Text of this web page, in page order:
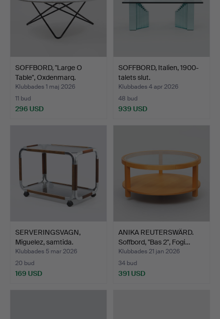
SOFFBORD, "Large O
Table", Oxdenmarq.
Klubbades 1 maj 2026
11 bud
296 USD
SOFFBORD, Italien, 1900-
talets slut.
Klubbades 4 apr 2026
48 bud
939 USD
SERVERINGSVAGN,
Miguelez, samtida.
Klubbades 5 mar 2026
20 bud
169 USD
ANIKA REUTERSWÄRD.
Soffbord, "Bas 2", Fogi…
Klubbades 21 jan 2026
34 bud
391 USD